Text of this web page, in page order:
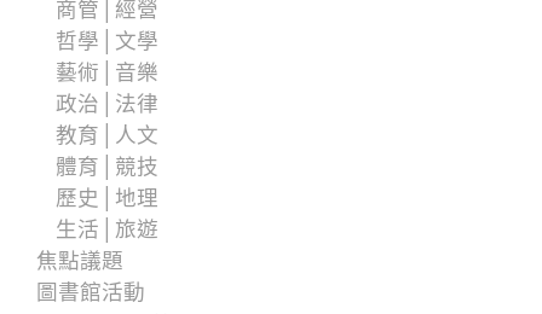
商管│經營
哲學│文學
藝術│音樂
政治│法律
教育│人文
體育│競技
歷史│地理
生活│旅遊
焦點議題
圖書館活動